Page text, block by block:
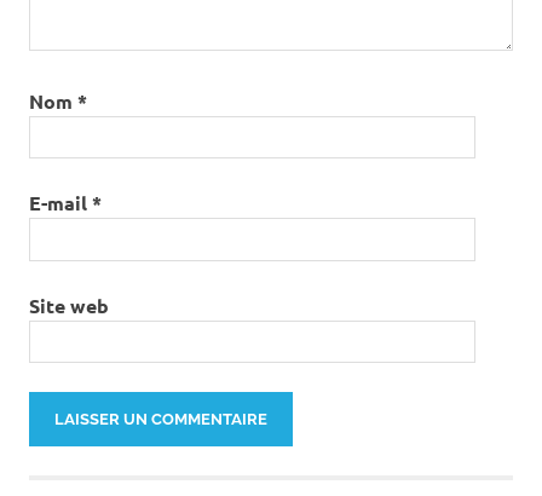
Nom *
E-mail*
Site web